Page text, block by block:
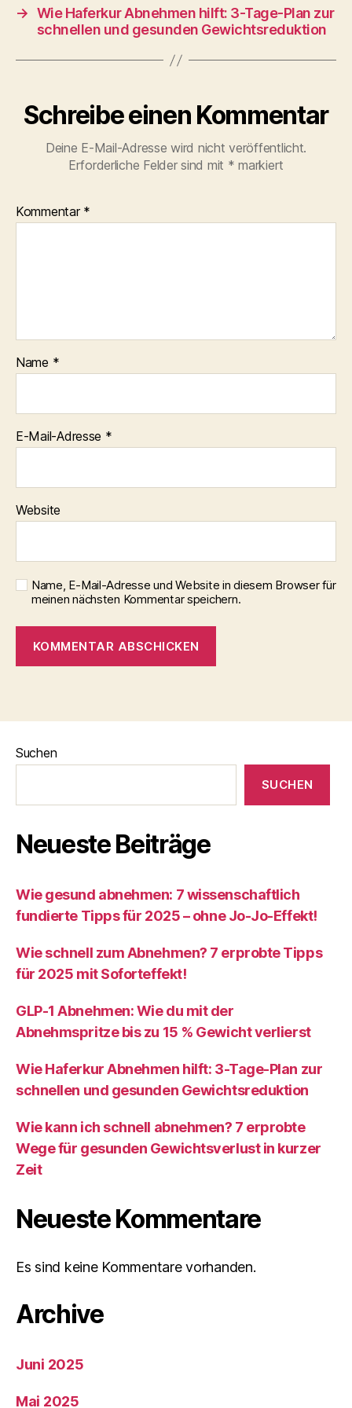
o
o
k
n
→ Wie Haferkur Abnehmen hilft: 3-Tage-Plan zur
schnellen und gesunden Gewichtsreduktion
Schreibe einen Kommentar
Deine E-Mail-Adresse wird nicht veröffentlicht.
Erforderliche Felder sind mit * markiert
Kommentar *
Name *
E-Mail-Adresse *
Website
Name, E-Mail-Adresse und Website in diesem Browser für
meinen nächsten Kommentar speichern.
Suchen
SUCHEN
Neueste Beiträge
Wie gesund abnehmen: 7 wissenschaftlich
fundierte Tipps für 2025 – ohne Jo-Jo-Effekt!
Wie schnell zum Abnehmen? 7 erprobte Tipps
für 2025 mit Soforteffekt!
GLP-1 Abnehmen: Wie du mit der
Abnehmspritze bis zu 15 % Gewicht verlierst
Wie Haferkur Abnehmen hilft: 3-Tage-Plan zur
schnellen und gesunden Gewichtsreduktion
Wie kann ich schnell abnehmen? 7 erprobte
Wege für gesunden Gewichtsverlust in kurzer
Zeit
Neueste Kommentare
Es sind keine Kommentare vorhanden.
Archive
Juni 2025
Mai 2025